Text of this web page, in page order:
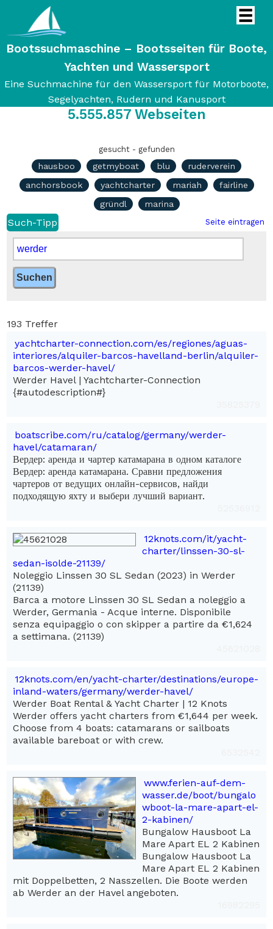
Bootssuchmaschine – Bootsseiten für Boote,
Yachten und Wassersport
Eine Suchmachine für den Wassersport für Motorboote,
Segelyachten, Rudern und Kanusport
5.555.857 Webseiten
gesucht - gefunden
hausboo getmyboat blu
ruderverein
anchorsbook
yachtcharter mariah
fairline
gründl
marina
Such-Tipp Seite eintragen
193 Treffer
yachtcharter-connection.com/es/regiones/aguas-
interiores/alquiler-barcos-havelland-berlin/alquiler-
barcos-werder-havel/
Werder Havel | Yachtcharter-Connection
{#autodescription#}
boatscribe.com/ru/catalog/germany/werder-
havel/catamaran/
Вердер: аренда и чартер катамарана в одном каталоге
Вердер: аренда катамарана. Сравни предложения
чартеров от ведущих онлайн-сервисов, найди
подходящую яхту и выбери лучший вариант.
12knots.com/it/yacht-
charter/linssen-30-sl-
sedan-isolde-21139/
Noleggio Linssen 30 SL Sedan (2023) in Werder
(21139)
Barca a motore Linssen 30 SL Sedan a noleggio a
Werder, Germania - Acque interne. Disponibile
senza equipaggio o con skipper a partire da €1,624
a settimana. (21139)
12knots.com/en/yacht-charter/destinations/europe-
inland-waters/germany/werder-havel/
Werder Boat Rental & Yacht Charter | 12 Knots
Werder offers yacht charters from €1,644 per week.
Choose from 4 boats: catamarans or sailboats
available bareboat or with crew.
www.ferien-auf-dem-
wasser.de/boot/bungalo
wboot-la-mare-apart-el-
2-kabinen/
Bungalow Hausboot La
Mare Apart EL 2 Kabinen
Bungalow Hausboot La
Mare Apart EL 2 Kabinen
mit Doppelbetten, 2 Nasszellen. Die Boote werden
ab Werder an der Havel angeboten.